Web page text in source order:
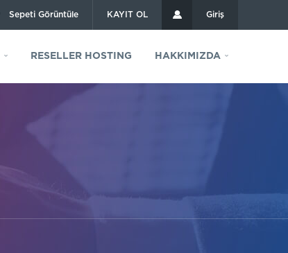
Sepeti Görüntüle KAYIT OL Giriş
RESELLER HOSTING HAKKIMIZDA